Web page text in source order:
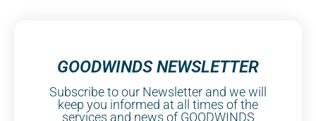
GOODWINDS NEWSLETTER
Subscribe to our Newsletter and we will
keep you informed at all times of the
services and news of GOODWINDS